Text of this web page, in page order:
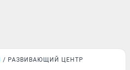
РАЗВИВАЮЩИЙ ЦЕНТР